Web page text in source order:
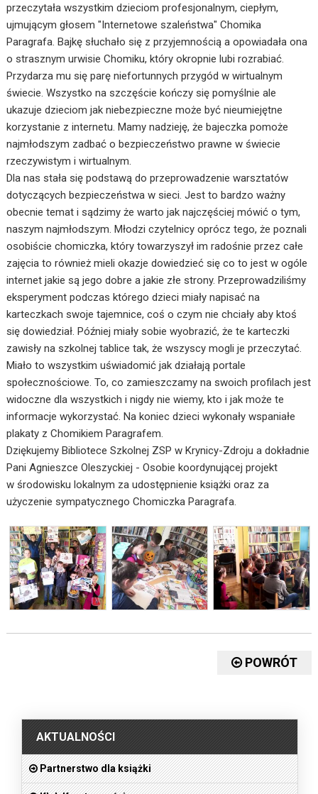
przeczytała wszystkim dzieciom profesjonalnym, ciepłym,
ujmującym głosem "Internetowe szaleństwa" Chomika
Paragrafa. Bajkę słuchało się z przyjemnością a opowiadała ona
o strasznym urwisie Chomiku, który okropnie lubi rozrabiać.
Przydarza mu się parę niefortunnych przygód w wirtualnym
świecie. Wszystko na szczęście kończy się pomyślnie ale
ukazuje dzieciom jak niebezpieczne może być nieumiejętne
korzystanie z internetu. Mamy nadzieję, że bajeczka pomoże
najmłodszym zadbać o bezpieczeństwo prawne w świecie
rzeczywistym i wirtualnym.
Dla nas stała się podstawą do przeprowadzenie warsztatów
dotyczących bezpieczeństwa w sieci. Jest to bardzo ważny
obecnie temat i sądzimy że warto jak najczęściej mówić o tym,
naszym najmłodszym. Młodzi czytelnicy oprócz tego, że poznali
osobiście chomiczka, który towarzyszył im radośnie przez całe
zajęcia to również mieli okazje dowiedzieć się co to jest w ogóle
internet jakie są jego dobre a jakie złe strony. Przeprowadziliśmy
eksperyment podczas którego dzieci miały napisać na
karteczkach swoje tajemnice, coś o czym nie chciały aby ktoś
się dowiedział. Później miały sobie wyobrazić, że te karteczki
zawisły na szkolnej tablice tak, że wszyscy mogli je przeczytać.
Miało to wszystkim uświadomić jak działają portale
społecznościowe. To, co zamieszczamy na swoich profilach jest
widoczne dla wszystkich i nigdy nie wiemy, kto i jak może te
informacje wykorzystać. Na koniec dzieci wykonały wspaniałe
plakaty z Chomikiem Paragrafem.
Dziękujemy Bibliotece Szkolnej ZSP w Krynicy-Zdroju a dokładnie
Pani Agnieszce Oleszyckiej - Osobie koordynującej projekt
w środowisku lokalnym za udostępnienie książki oraz za
użyczenie sympatycznego Chomiczka Paragrafa.
POWRÓT
AKTUALNOŚCI
Partnerstwo dla książki